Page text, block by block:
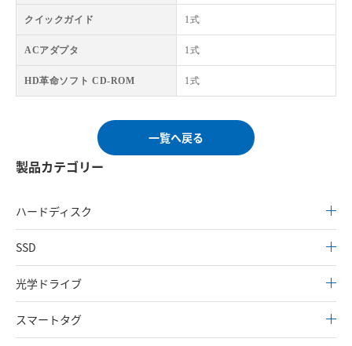
クイックガイド 1式
ACアダプタ 1式
HD革命ソフト CD-ROM 1式
一覧へ戻る
製品カテゴリー
ハードディスク
SSD
光学ドライブ
スマートタグ